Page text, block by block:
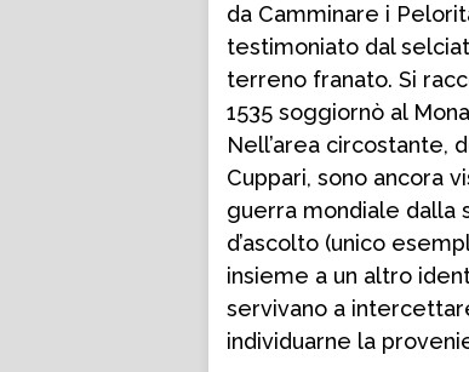
da Camminare i
testimoniato dal
terreno franato. Si
1535 soggiornò al
Nell’area circostante,
Cuppari, sono ancora
guerra mondiale dalla
d’ascolto (unico
insieme a un altro
servivano a
individuarne la